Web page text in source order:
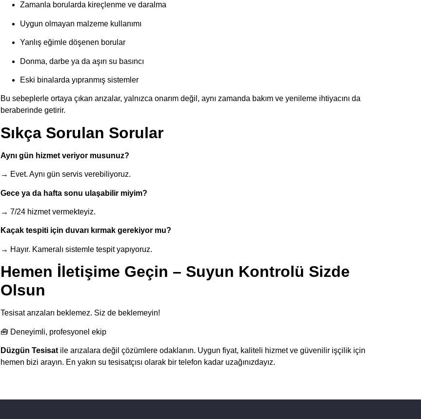
Zamanla borularda kireçlenme ve daralma
Uygun olmayan malzeme kullanımı
Yanlış eğimle döşenen borular
Donma, darbe ya da aşırı su basıncı
Eski binalarda yıpranmış sistemler
Bu sebeplerle ortaya çıkan arızalar, yalnızca onarım değil, aynı zamanda bakım ve yenileme ihtiyacını da
beraberinde getirir.
Sıkça Sorulan Sorular
Aynı gün hizmet veriyor musunuz?
→ Evet. Aynı gün servis verebiliyoruz.
Gece ya da hafta sonu ulaşabilir miyim?
→ 7/24 hizmet vermekteyiz.
Kaçak tespiti için duvarı kırmak gerekiyor mu?
→ Hayır. Kameralı sistemle tespit yapıyoruz.
Hemen İletişime Geçin – Suyun Kontrolü Sizde
Olsun
Tesisat arızaları beklemez. Siz de beklemeyin!
🧰 Deneyimli, profesyonel ekip
Düzgün Tesisatile arızalara değil çözümlere odaklanın. Uygun fiyat, kaliteli hizmet ve güvenilir işçilik için
hemen bizi arayın. En yakın su tesisatçısı olarak bir telefon kadar uzağınızdayız.